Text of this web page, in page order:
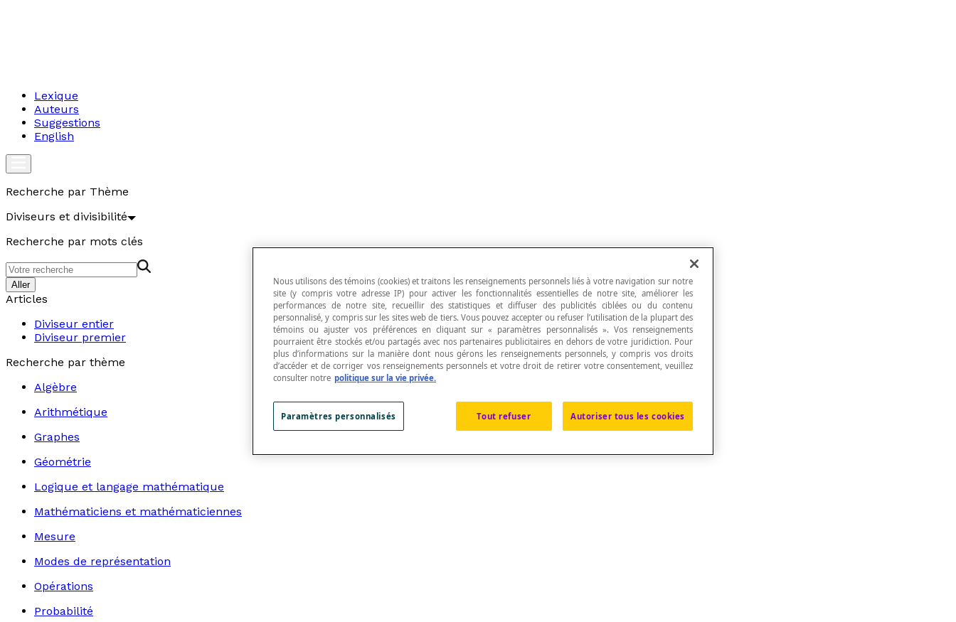
Lexique
Auteurs
Suggestions
English
Recherche par Thème
Diviseurs et divisibilité
Recherche par mots clés
Aller
Articles
Diviseur entier
Diviseur premier
Recherche par thème
Algèbre
Arithmétique
Graphes
Géométrie
Logique et langage mathématique
Mathématiciens et mathématiciennes
Mesure
Modes de représentation
Opérations
Probabilité
Nous utilisons des témoins (cookies) et traitons les renseignements personnels liés à votre navigation sur notre
site (y compris votre adresse IP) pour activer les fonctionnalités essentielles de notre site, améliorer les
performances de notre site, recueillir des statistiques et diffuser des publicités ciblées ou du contenu
personnalisé, y compris sur les sites web de tiers. Vous pouvez accepter ou refuser l’utilisation de la plupart des
témoins ou ajuster vos préférences en cliquant sur « paramètres personnalisés ». Vos renseignements
pourraient être stockés et/ou partagés avec nos partenaires publicitaires en dehors de votre juridiction. Pour
plus d’informations sur la manière dont nous gérons les renseignements personnels, y compris vos droits
d’accéder et de corriger vos renseignements personnels et votre droit de retirer votre consentement, veuillez
consulter notre politique sur la vie privée.
Tout refuser Autoriser tous les cookies
Paramètres personnalisés